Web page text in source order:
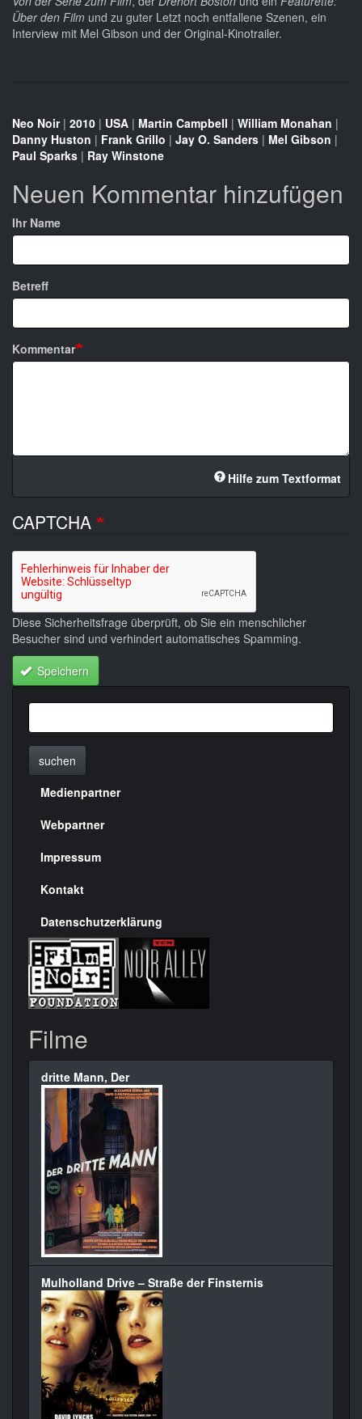
Über den Film und zu guter Letzt noch entfallene Szenen, ein
Interview mit Mel Gibson und der Original-Kinotrailer.
Neo Noir| 2010 | USA | Martin Campbell | William Monahan |
Danny Huston | Frank Grillo | Jay O. Sanders | Mel Gibson |
Paul Sparks | Ray Winstone
Neuen Kommentar hinzufügen
Ihr Name
Betreff
Kommentar
Hilfe zum Textformat
CAPTCHA
Diese Sicherheitsfrage überprüft, ob Sie ein menschlicher
Besucher sind und verhindert automatisches Spamming.
Speichern
suchen
Menülinks
rechte
Seite
Medienpartner
Webpartner
Impressum
Kontakt
Datenschutzerklärung
Filme
dritte Mann, Der
Mulholland Drive – Straße der Finsternis